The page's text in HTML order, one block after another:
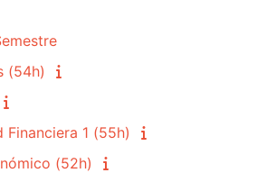
(54h)
Financiera 1 (55h)
(52h)